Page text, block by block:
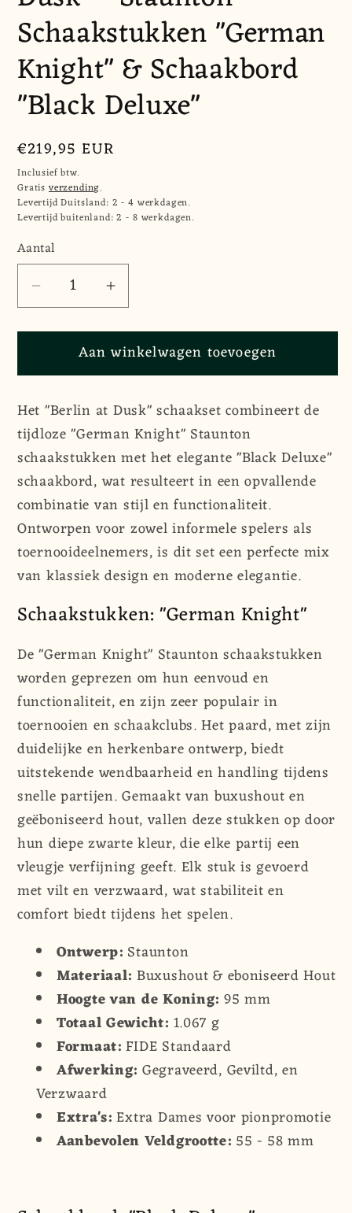
Schaakstukken "German
Knight" & Schaakbord
"Black Deluxe"
Normale
prijs
€219,95 EUR
Inclusief btw.
Gratis verzending.
Levertijd Duitsland: 2 - 4 werkdagen.
Levertijd buitenland: 2 - 8 werkdagen.
Aantal
Aantal
Aantal
verlagen
voor
Schaakset
&quot;Berlin
Dusk&quot;
-
Staunton
Schaakstukken
&quot;German
Knight&quot;
&amp;
Schaakbord
&quot;Black
Deluxe&quot;
Aantal
verhogen
voor
Schaakset
&quot;Berlin
Dusk&quot;
-
Staunton
Schaakstukken
&quot;German
Knight&quot;
&amp;
Schaakbord
&quot;Black
Deluxe&quot;
Aan winkelwagen toevoegen
Het "Berlin at Dusk" schaakset combineert de
tijdloze "German Knight" Staunton
schaakstukken met het elegante "Black Deluxe"
schaakbord, wat resulteert in een opvallende
combinatie van stijl en functionaliteit.
Ontworpen voor zowel informele spelers als
toernooideelnemers, is dit set een perfecte mix
van klassiek design en moderne elegantie.
Schaakstukken: "German Knight"
De "German Knight" Staunton schaakstukken
worden geprezen om hun eenvoud en
functionaliteit, en zijn zeer populair in
toernooien en schaakclubs. Het paard, met zijn
duidelijke en herkenbare ontwerp, biedt
uitstekende wendbaarheid en handling tijdens
snelle partijen. Gemaakt van buxushout en
geëboniseerd hout, vallen deze stukken op door
hun diepe zwarte kleur, die elke partij een
vleugje verfijning geeft. Elk stuk is gevoerd
met vilt en verzwaard, wat stabiliteit en
comfort biedt tijdens het spelen.
Ontwerp: Staunton
Materiaal: Buxushout & eboniseerd Hout
Hoogte van de Koning: 95 mm
Totaal Gewicht: 1.067 g
Formaat:FIDE Standaard
Afwerking: Gegraveerd, Geviltd, en
Verzwaard
Extra's:Extra Dames voor pionpromotie
Aanbevolen Veldgrootte: 55 - 58 mm